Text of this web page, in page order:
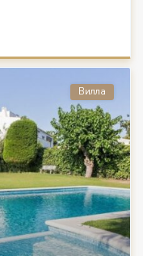
Вилла